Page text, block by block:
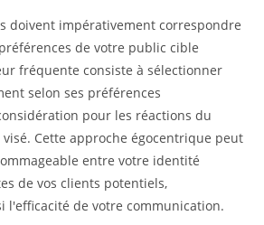
doivent impérativement correspondre
de votre public cible
fréquente consiste à sélectionner
selon ses préférences
pour les réactions du
Cette approche égocentrique peut
entre votre identité
de vos clients potentiels,
l'efficacité de votre communication.